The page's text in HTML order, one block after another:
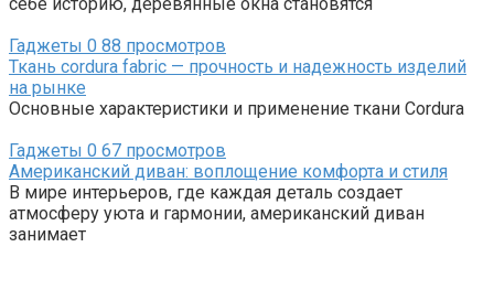
себе историю, деревянные окна становятся
Гаджеты 0 88 просмотров
Ткань cordura fabric — прочность и надежность изделий
на рынке
Основные характеристики и применение ткани Cordura
Гаджеты 0 67 просмотров
Американский диван: воплощение комфорта и стиля
В мире интерьеров, где каждая деталь создает
атмосферу уюта и гармонии, американский диван
занимает